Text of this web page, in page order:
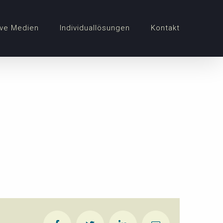
Medien Individuallösungen Kontakt